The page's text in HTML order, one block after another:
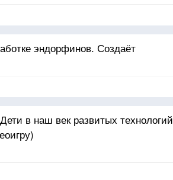
эндорфинов. Создаёт
в наш век развитых технологий